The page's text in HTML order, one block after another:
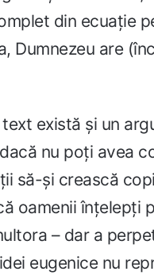
din ecuație
Dumnezeu are
există și un
nu poți avea
să-și crească
oamenii înțelepți
– dar a
eugenice nu